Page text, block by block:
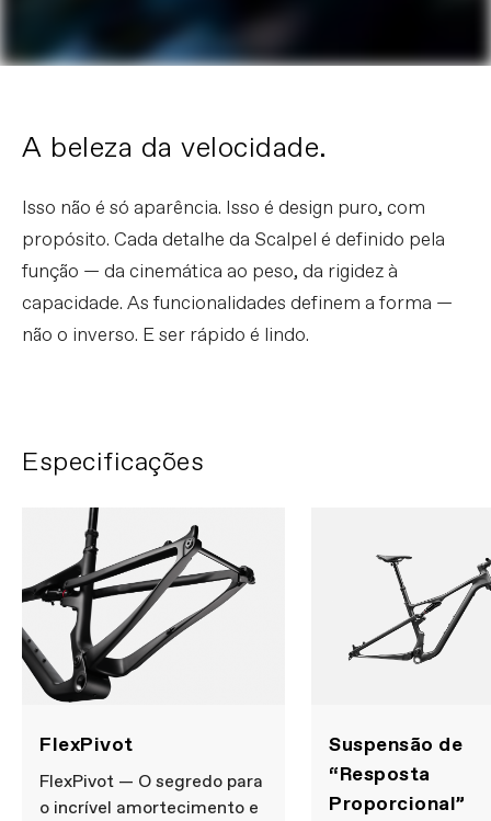
A beleza da velocidade.
Isso não é só aparência. Isso é design puro, com
propósito. Cada detalhe da Scalpel é definido pela
função — da cinemática ao peso, da rigidez à
capacidade. As funcionalidades definem a forma —
não o inverso. E ser rápido é lindo.
Especificações
FlexPivot
FlexPivot — O segredo para
o incrível amortecimento e
Suspensão de
“Resposta
Proporcional”